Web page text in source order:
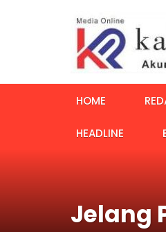
HOME
HEADLINE
Jelang